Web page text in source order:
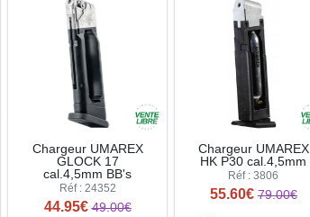
Chargeur UMAREX
GLOCK 17
cal.4,5mm BB's
Réf : 24352
44.95€ 49.00€
Chargeur UMAREX
HK P30 cal.4,5mm
Réf : 3806
55.60€ 79.00€